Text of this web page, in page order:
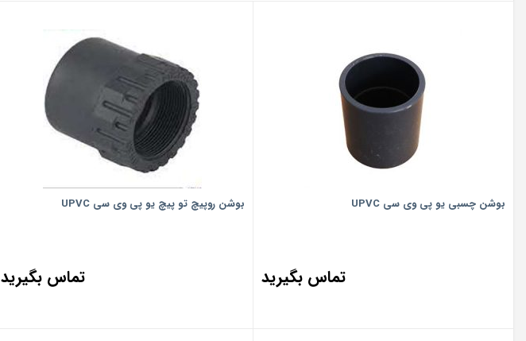
بوشن چسبی یو پی وی سی UPVC
تماس بگیرید
بوشن روپیچ تو پیچ یو پی وی سی UPVC
تماس بگیرید